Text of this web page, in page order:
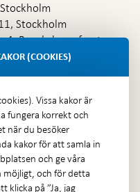
Stockholm
4, Brunkebergsfaret,
(COOKIES)
Vissa kakor är
fungera korrekt och
när du besöker
kakor för att samla in
och ge våra
möjligt, och för detta
klicka på ”Ja, jag